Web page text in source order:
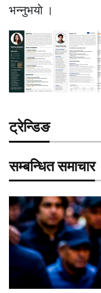
भन्नुभयाे ।
ट्रेन्डिङ
सम्बन्धित समाचार